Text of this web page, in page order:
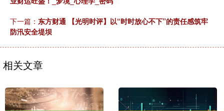
下一篇： 东方财通 【光明时评】以“时时放心不下”的责任感筑牢
防汛安全堤坝
相关文章